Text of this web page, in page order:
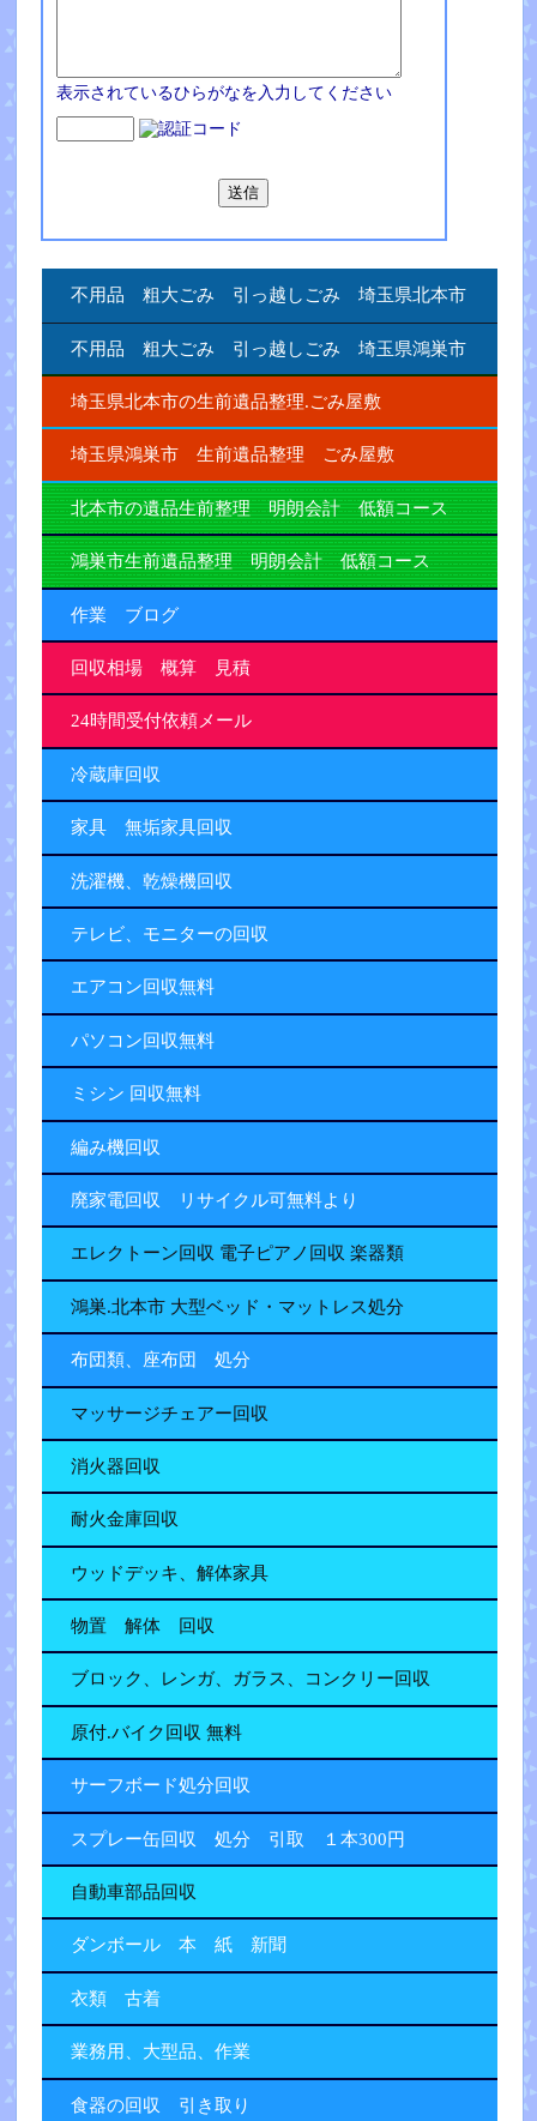
表示されているひらがなを入力してください
不用品 粗大ごみ 引っ越しごみ 埼玉県北本市
不用品 粗大ごみ 引っ越しごみ 埼玉県鴻巣市
埼玉県北本市の生前遺品整理.ごみ屋敷
埼玉県鴻巣市 生前遺品整理 ごみ屋敷
北本市の遺品生前整理 明朗会計 低額コース
鴻巣市生前遺品整理 明朗会計 低額コース
作業 ブログ
回収相場 概算 見積
24時間受付依頼メール
冷蔵庫回収
家具 無垢家具回収
洗濯機、乾燥機回収
テレビ、モニターの回収
エアコン回収無料
パソコン回収無料
ミシン 回収無料
編み機回収
廃家電回収 リサイクル可無料より
エレクトーン回収 電子ピアノ回収 楽器類
鴻巣.北本市 大型ベッド・マットレス処分
布団類、座布団 処分
マッサージチェアー回収
消火器回収
耐火金庫回収
ウッドデッキ、解体家具
物置 解体 回収
ブロック、レンガ、ガラス、コンクリー回収
原付.バイク回収 無料
サーフボード処分回収
スプレー缶回収 処分 引取 １本300円
自動車部品回収
ダンボール 本 紙 新聞
衣類 古着
業務用、大型品、作業
食器の回収 引き取り